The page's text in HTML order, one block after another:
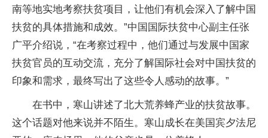
南等地实地考察扶贫项目，让他们有机会深入了解中国
扶贫的具体措施和成效。”中国国际扶贫中心副主任张
广平介绍说，“在考察过程中，他们通过与发展中国家
扶贫官员的互动交流，充分了解国际社会对中国扶贫的
印象和需求，最终写出了这些令人感动的故事。”
在书中，寒山讲述了北大荒养蜂产业的扶贫故事。
这个话题对他来说并不陌生。寒山成长在美国宾夕法尼